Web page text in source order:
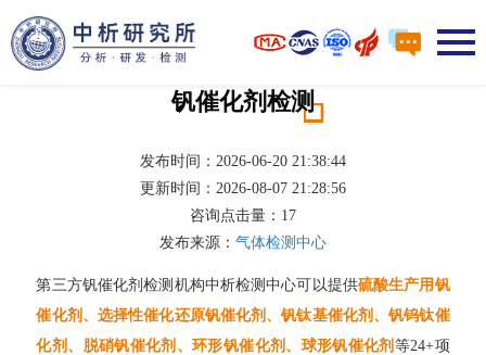
钒催化剂检测
发布时间：2026-06-20 21:38:44
更新时间：2026-08-07 21:28:56
咨询点击量： 17
发布来源： 气体检测中心
第三方钒催化剂检测机构中析检测中心可以提供硫酸生产用钒
催化剂、选择性催化还原钒催化剂、钒钛基催化剂、钒钨钛催
化剂、脱硝钒催化剂、环形钒催化剂、球形钒催化剂 等24+项